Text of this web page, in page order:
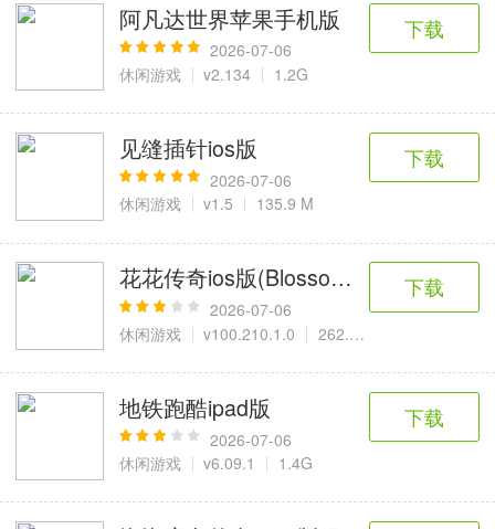
阿凡达世界苹果手机版
2026-07-06
休闲游戏
v2.134 1.2G
下载
见缝插针ios版
2026-07-06
休闲游戏
v1.5 135.9 M
下载
花花传奇ios版(Blossom Blast Saga)
2026-07-06
休闲游戏
v100.210.1.0 262.6 M
下载
地铁跑酷ipad版
2026-07-06
休闲游戏
v6.09.1 1.4G
下载